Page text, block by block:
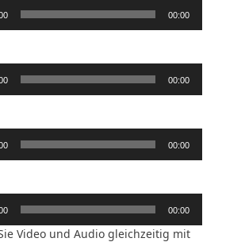
00:00
00:00
00:00
00:00
Video und Audio gleichzeitig mit